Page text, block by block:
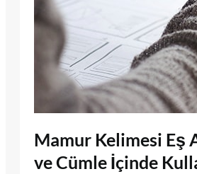
Mamur Kelimesi Eş
ve Cümle İçinde